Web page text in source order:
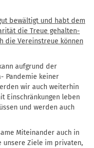
bewältigt und habt dem
die Treue gehalten-
die Vereinstreue können
aufgrund der
Pandemie keiner
wir auch weiterhin
Einschränkungen leben
und werden auch
Miteinander auch in
unsere Ziele im privaten,